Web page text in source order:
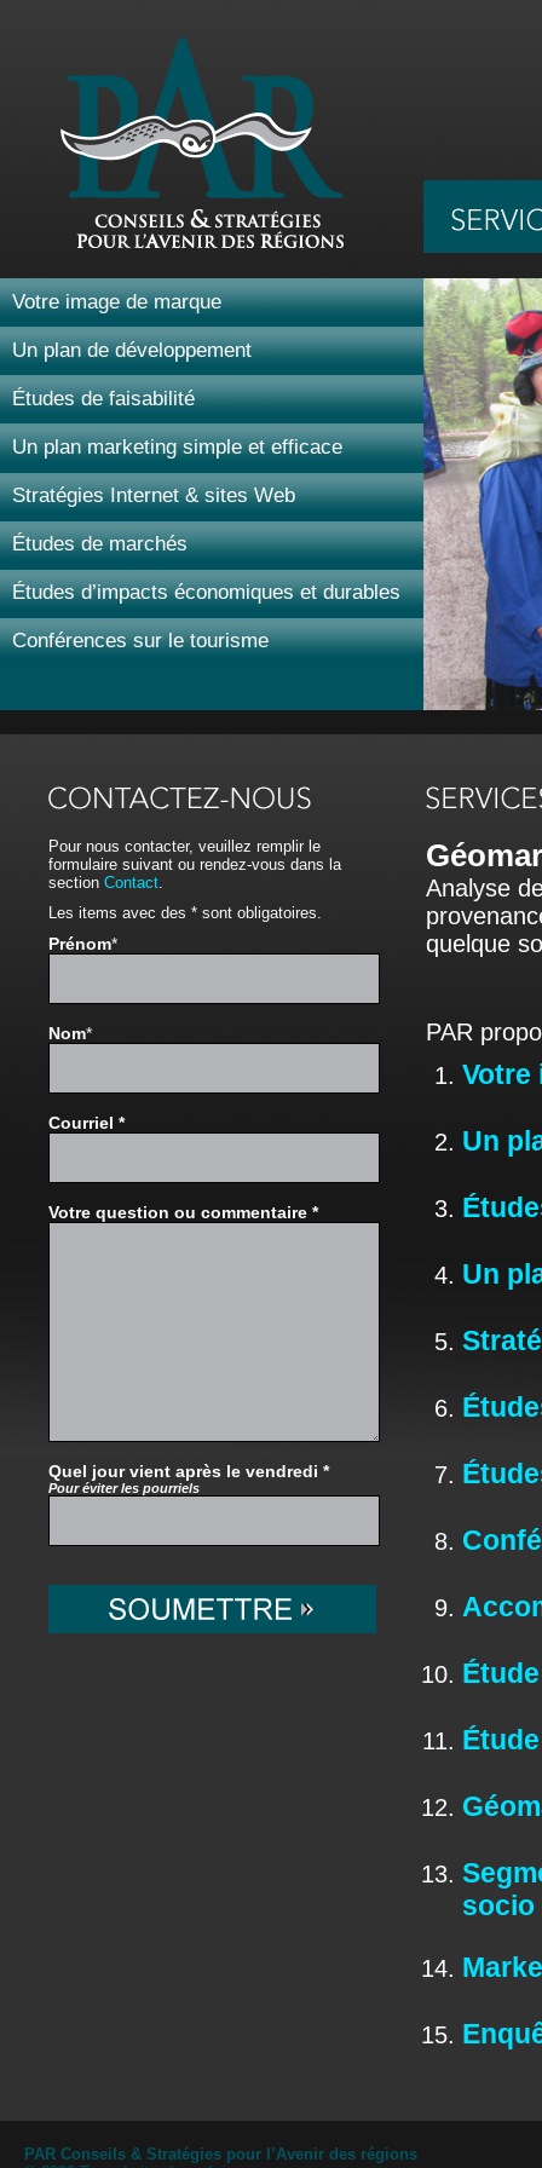
Votre image de marque
Un plan de développement
Études de faisabilité
Un plan marketing simple et efficace
Stratégies Internet & sites Web
Études de marchés
Études d’impacts économiques et durables
Conférences sur le tourisme
Pour nous contacter, veuillez remplir le
formulaire suivant ou rendez-vous dans la
section Contact.
Les items avec des * sont obligatoires.
Prénom*
Nom*
Courriel *
Votre question ou commentaire *
Quel jour vient après le vendredi *
Pour éviter les pourriels
Analyse
quelque
PAR
Votre
Un
Un
socio
PAR Conseils & Stratégies pour l’Avenir des régions